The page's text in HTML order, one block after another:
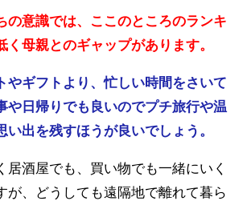
の意識では、ここのところのランキ
く母親とのギャップがあります。
やギフトより、忙しい時間をさいて
や日帰りでも良いのでプチ旅行や温
い出を残すほうが良いでしょう。
居酒屋でも、買い物でも一緒にいく
が、どうしても遠隔地で離れて暮ら